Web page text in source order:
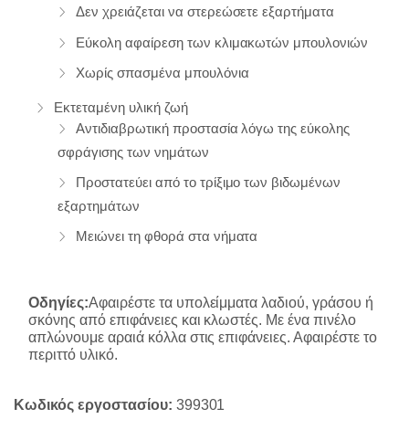
Δεν χρειάζεται να στερεώσετε εξαρτήματα
Εύκολη αφαίρεση των κλιμακωτών μπουλονιών
Χωρίς σπασμένα μπουλόνια
Εκτεταμένη υλική ζωή
Αντιδιαβρωτική προστασία λόγω της εύκολης
σφράγισης των νημάτων
Προστατεύει από το τρίξιμο των βιδωμένων
εξαρτημάτων
Μειώνει τη φθορά στα νήματα
Οδηγίες:Αφαιρέστε τα υπολείμματα λαδιού, γράσου ή
σκόνης από επιφάνειες και κλωστές. Με ένα πινέλο
απλώνουμε αραιά κόλλα στις επιφάνειες. Αφαιρέστε το
περιττό υλικό.
Κωδικός εργοστασίου: 399301